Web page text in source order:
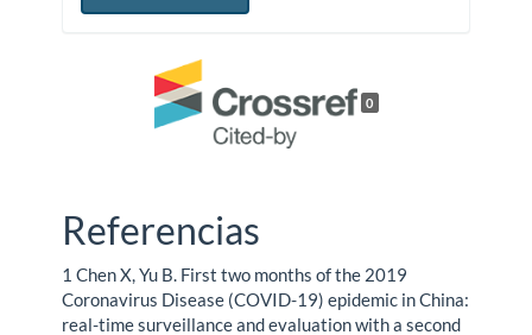
0
Referencias
1 Chen X, Yu B. First two months of the 2019
Coronavirus Disease (COVID-19) epidemic in China:
real-time surveillance and evaluation with a second